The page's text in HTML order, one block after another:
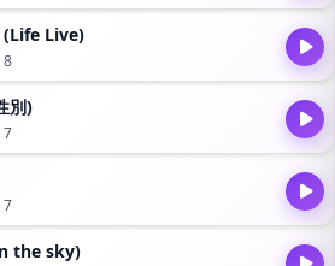
(Life Live)
8
別)
7
7
the sky)